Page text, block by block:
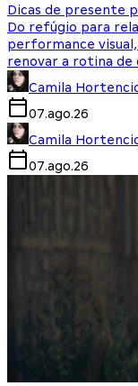
Dicas de presente
Do refúgio para
performance
renovar a rotina de
Camila
07.ago.26
Camila
07.ago.26